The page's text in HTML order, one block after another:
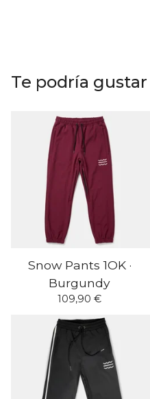
Te podría gustar
Snow Pants 1OK ·
Burgundy
109,90 €